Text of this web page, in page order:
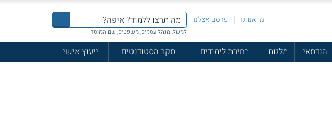
מי אנחנו פרסם אצלנו
למשל: מנהל עסקים, משפטים, שם המוסד
הנדסאי מלגות בחירת לימודים סקר הסטודנטים ייעוץ אישי